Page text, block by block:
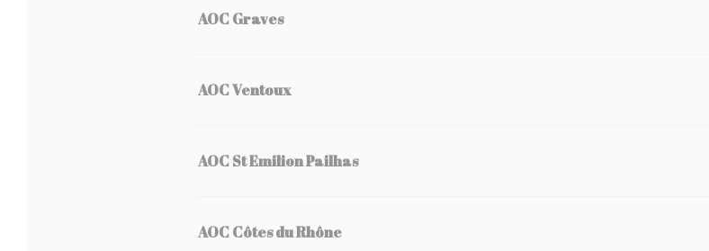
AOC Graves
AOC Ventoux
AOC St Emilion Pailhas
AOC Côtes du Rhône